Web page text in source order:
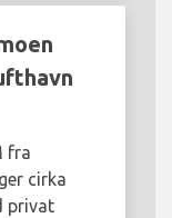
fra
cirka
privat